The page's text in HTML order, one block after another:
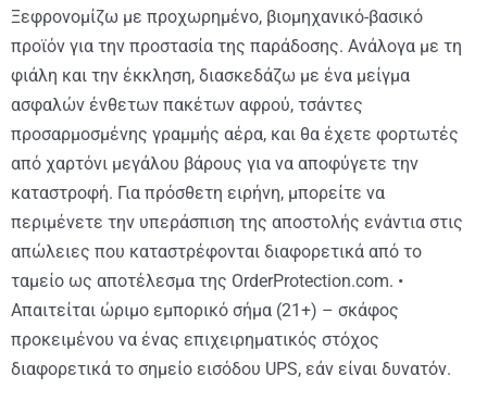
Ξεφρονομίζω με προχωρημένο, βιομηχανικό-βασικό
προϊόν για την προστασία της παράδοσης. Ανάλογα με τη
φιάλη και την έκκληση, διασκεδάζω με ένα μείγμα
ασφαλών ένθετων πακέτων αφρού, τσάντες
προσαρμοσμένης γραμμής αέρα, και θα έχετε φορτωτές
από χαρτόνι μεγάλου βάρους για να αποφύγετε την
καταστροφή. Για πρόσθετη ειρήνη, μπορείτε να
περιμένετε την υπεράσπιση της αποστολής ενάντια στις
απώλειες που καταστρέφονται διαφορετικά από το
ταμείο ως αποτέλεσμα της OrderProtection.com. •
Απαιτείται ώριμο εμπορικό σήμα (21+) – σκάφος
προκειμένου να ένας επιχειρηματικός στόχος
διαφορετικά το σημείο εισόδου UPS, εάν είναι δυνατόν.